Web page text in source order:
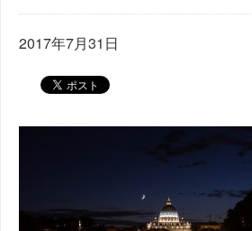
2017年7月31日